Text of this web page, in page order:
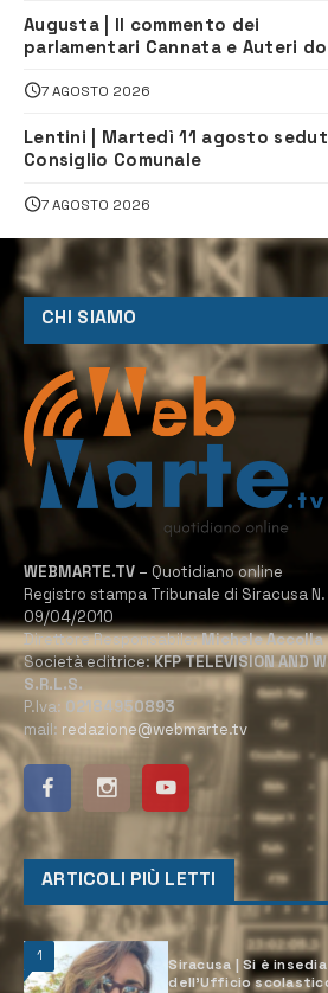
Augusta | Il commento dei
parlamentari Cannata e Auteri
depuratore
7 AGOSTO 2026
Lentini | Martedì 11 agosto
Consiglio Comunale
7 AGOSTO 2026
CHI SIAMO
WEBMARTE.TV – Quotidiano online
Registro stampa Tribunale di Siracusa
09/04/2010
Direttore Responsabile:Michele Accolla
Società editrice:KFP TELEVISION AND
S.R.L.S.
P.Iva: 02184950893
mail: redazione@webmarte.tv
ARTICOLI PIÙ LETTI
1
Siracusa | Si è
dell’Ufficio